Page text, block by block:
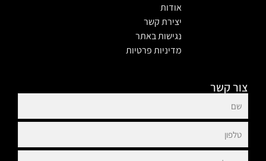
אודות
יצירת קשר
נגישות באתר
מדיניות פרטיות
צור קשר